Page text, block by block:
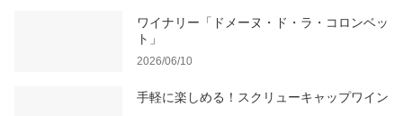
ワイナリー「ドメーヌ・ド・ラ・コロンベッ
ト」
2026/06/10
手軽に楽しめる！スクリューキャップワイン